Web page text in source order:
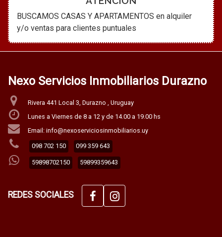
BUSCAMOS CASAS Y APARTAMENTOS en alquiler
y/o ventas para clientes puntuales
Nexo Servicios Inmobiliarios Durazno
Rivera 441 Local 3, Durazno , Uruguay
Lunes a Viernes de 8 a 12 y de 14.00 a 19.00 hs
Email: info@nexoserviciosinmobiliarios.uy
098 702 150 099 359 643
59898702150 59899359643
REDES SOCIALES